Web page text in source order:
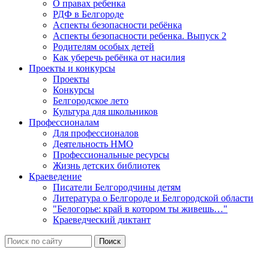
О правах ребенка
РДФ в Белгороде
Аспекты безопасности ребёнка
Аспекты безопасности ребенка. Выпуск 2
Родителям особых детей
Как уберечь ребёнка от насилия
Проекты и конкурсы
Проекты
Конкурсы
Белгородское лето
Культура для школьников
Профессионалам
Для профессионалов
Деятельность НМО
Профессиональные ресурсы
Жизнь детских библиотек
Краеведение
Писатели Белгородчины детям
Литература о Белгороде и Белгородской области
"Белогорье: край в котором ты живешь…"
Краеведческий диктант